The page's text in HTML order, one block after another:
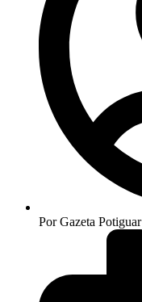
PorGazeta Potiguar